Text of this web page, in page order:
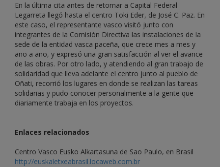
En la última cita antes de retornar a Capital Federal
Legarreta llegó hasta el centro Toki Eder, de José C. Paz. En
este caso, el representante vasco visitó junto con
integrantes de la Comisión Directiva las instalaciones de la
sede de la entidad vasca paceña, que crece mes a mes y
año a año, y expresó una gran satisfacción al ver el avance
de las obras. Por otro lado, y atendiendo al gran trabajo de
solidaridad que lleva adelante el centro junto al pueblo de
Oñati, recorrió los lugares en donde se realizan las tareas
solidarias y pudo conocer personalmente a la gente que
diariamente trabaja en los proyectos.
Enlaces relacionados
Centro Vasco Eusko Alkartasuna de Sao Paulo, en Brasil
http://euskaletxeabrasil.locaweb.com.br